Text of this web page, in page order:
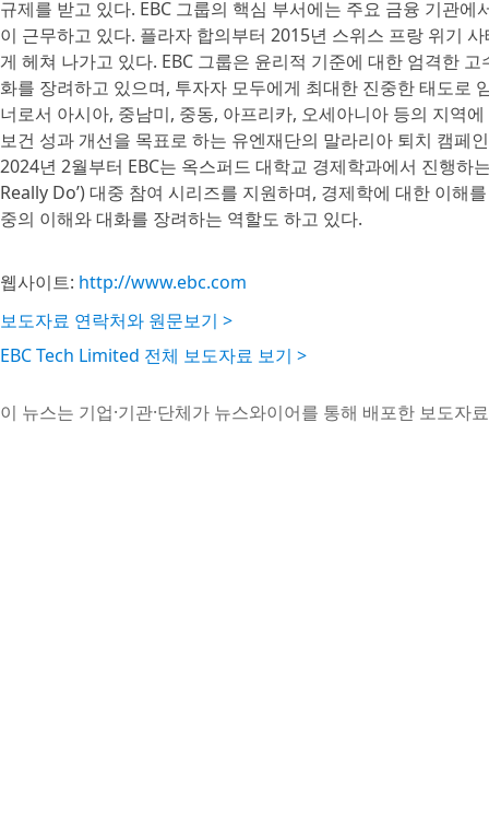
규제를 받고 있다. EBC 그룹의 핵심 부서에는 주요 금융 기관
이 근무하고 있다. 플라자 합의부터 2015년 스위스 프랑 위기
게 헤쳐 나가고 있다. EBC 그룹은 윤리적 기준에 대한 엄격한
화를 장려하고 있으며, 투자자 모두에게 최대한 진중한 태도로
너로서 아시아, 중남미, 중동, 아프리카, 오세아니아 등의 지역
보건 성과 개선을 목표로 하는 유엔재단의 말라리아 퇴치 캠
2024년 2월부터 EBC는 옥스퍼드 대학교 경제학과에서 진행하
Really Do’) 대중 참여 시리즈를 지원하며, 경제학에 대한 이해
중의 이해와 대화를 장려하는 역할도 하고 있다.
웹사이트: http://www.ebc.com
보도자료 연락처와 원문보기 >
EBC Tech Limited 전체 보도자료 보기 >
이 뉴스는 기업·기관·단체가 뉴스와이어를 통해 배포한 보도자